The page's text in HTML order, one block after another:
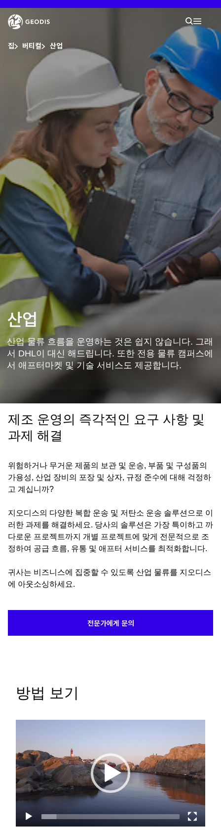
회사
뉴스룸
경력
대리점 찾기
내 작업 공간
국가 및 언어 선택
South Korea - KO
검색
집 버티컬 산업
산업
산업 물류 흐름을 운영하는 것은 쉽지 않습니다. 그래
서 DHL이 대신 해드립니다. 또한 전용 물류 캠퍼스에
서 애프터마켓 및 기술 서비스도 제공합니다.
제조 운영의 즉각적인 요구 사항 및
과제 해결
위험하거나 무거운 제품의 보관 및 운송, 부품 및 구성품의
가용성, 산업 장비의 포장 및 상자, 규정 준수에 대해 걱정하
고 계십니까?
지오디스의 다양한 복합 운송 및 저탄소 운송 솔루션으로 이
러한 과제를 해결하세요. 당사의 솔루션은 가장 특이하고 까
다로운 프로젝트까지 개별 프로젝트에 맞게 전문적으로 조
정하여 공급 흐름, 유통 및 애프터 서비스를 최적화합니다.
귀사는 비즈니스에 집중할 수 있도록 산업 물류를 지오디스
에 아웃소싱하세요.
전문가에게 문의
방법 보기